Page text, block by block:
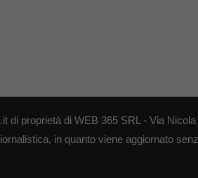
di proprietà di WEB 365 SRL - Via
in quanto viene aggiornato